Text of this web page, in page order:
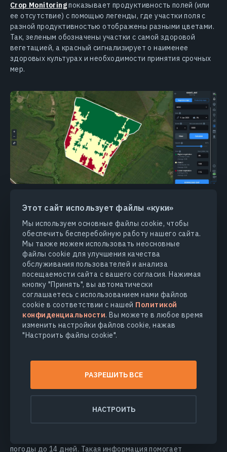
Этот сайт использует файлы «куки»
Мы используем основные файлы cookie, чтобы
обеспечить бесперебойную работу нашего сайта.
Мы также можем использовать неосновные
файлы cookie для улучшения качества
обслуживания пользователей и анализа
посещаемости сайта с вашего согласия. Нажимая
кнопку "Принять", вы автоматически
соглашаетесь с использованием нами файлов
cookie в соответствии с нашей Политикой
конфиденциальности. Вы можете в любое время
изменить настройки файлов cookie, нажав
"Настроить файлы cookie".
РАЗРЕШИТЬ ВСЕ
НАСТРОИТЬ
Crop Monitoringпоказывает продуктивность полей (или
ее отсутствие) с помощью легенды, где участки поля с
разной продуктивностью отображены разными цветами.
Так, зеленым обозначены участки с самой здоровой
вегетацией, а красный сигнализирует о наименее
здоровых культурах и необходимости принятия срочных
мер.
Возможной причиной отклонения от нормы развития
может быть дефицит питательных веществ. Так,
зеленые зоны требуют минимального внесения
удобрений, в то время как на красных зонах количество
удобрений должно быть максимальным. Более того,
карты вегетации и карты продуктивности упрощают
расчеты внесения удобрений, в зависимости от
потребностей культур на соответствующих участках.
Агрономы вводят объемы удобрений для фертигации в
соответствии с потребностями каждой зоны и получают
автоматически подсчитанное количество для всего поля.
ветра и других факторов). При применении спринклерных
систем ветер может уносить разбрызгиваемую воду в
удобрений отрицательно сказываться на состоянии
погоды до 14 дней. Такая информация помогает